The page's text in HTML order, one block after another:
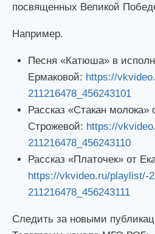
посвященных Великой
Например.
Песня «Катюша» в
Ермаковой: https://
211216478_456243101
Рассказ «Стакан молока»
Строжевой: https://
211216478_456243110
Рассказ «Платочек» от
https://vkvideo.ru/playlist/-
211216478_456243111
Следить за новыми